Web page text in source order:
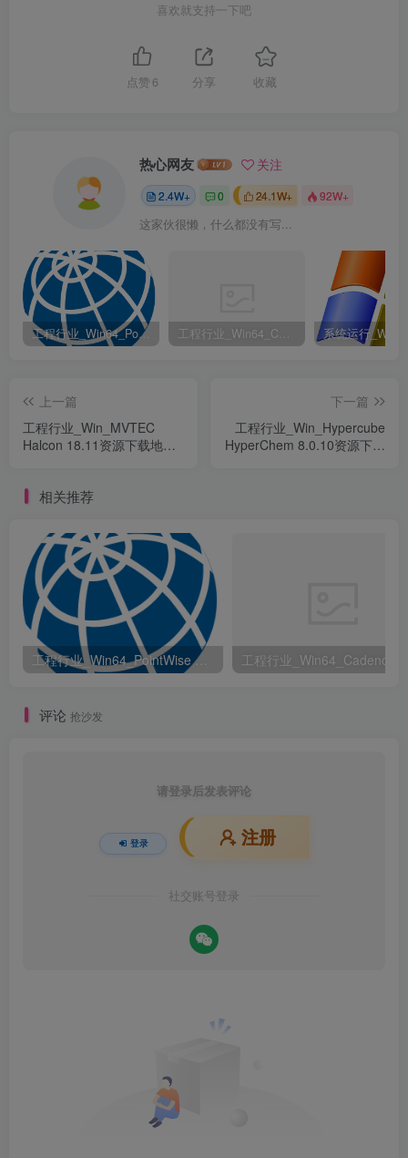
喜欢就支持一下吧
点赞 6 分享 收藏
热心网友 关注
2.4W+ 0 24.1W+ 92W+
这家伙很懒，什么都没有写...
工程行业_Win64_PointWise 18.6 R2 x64资源下载地址_百度网盘迅雷BT 工程行业_Win64_Cadence Fidelity Pointwise 2024.1 x64资源下载地址_百度网盘迅雷BT
上一篇
工程行业_Win_MVTEC
Halcon 18.11资源下载地址_
下一篇
工程行业_Win_Hypercube
HyperChem 8.0.10资源下载
相关推荐
工程行业_Win64_PointWise 18.6 R2 x64资源下载地址_百度网盘迅雷BT
评论 抢沙发
请登录后发表评论
登录 注册
社交账号登录